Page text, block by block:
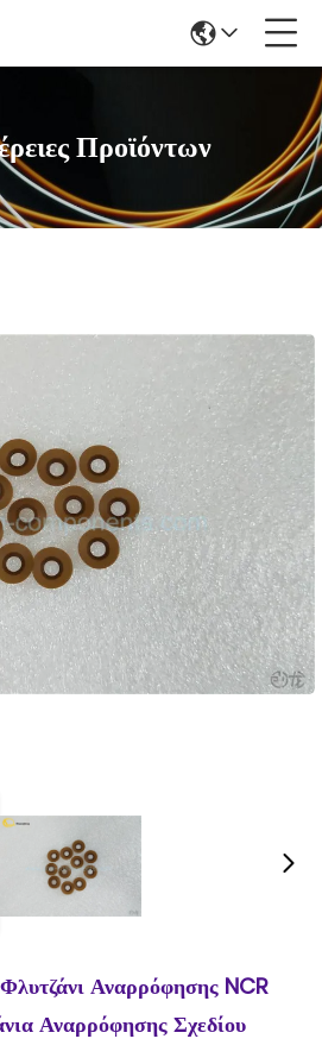
Προϊόντων
Αναρρόφησης NCR
Αναρρόφησης Σχεδίου